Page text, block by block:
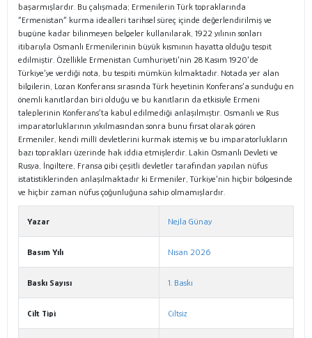
başarmışlardır. Bu çalışmada; Ermenilerin Türk topraklarında
“Ermenistan” kurma idealleri tarihsel süreç içinde değerlendirilmiş ve
bugüne kadar bilinmeyen belgeler kullanılarak, 1922 yılının sonları
itibarıyla Osmanlı Ermenilerinin büyük kısmının hayatta olduğu tespit
edilmiştir. Özellikle Ermenistan Cumhuriyeti’nin 28 Kasım 1920’de
Türkiye’ye verdiği nota, bu tespiti mümkün kılmaktadır. Notada yer alan
bilgilerin, Lozan Konferansı sırasında Türk heyetinin Konferans’a sunduğu en
önemli kanıtlardan biri olduğu ve bu kanıtların da etkisiyle Ermeni
taleplerinin Konferans’ta kabul edilmediği anlaşılmıştır. Osmanlı ve Rus
imparatorluklarının yıkılmasından sonra bunu fırsat olarak gören
Ermeniler, kendi millî devletlerini kurmak istemiş ve bu imparatorlukların
bazı toprakları üzerinde hak iddia etmişlerdir. Lakin Osmanlı Devleti ve
Rusya, İngiltere, Fransa gibi çeşitli devletler tarafından yapılan nüfus
istatistiklerinden anlaşılmaktadır ki Ermeniler, Türkiye’nin hiçbir bölgesinde
ve hiçbir zaman nüfus çoğunluğuna sahip olmamışlardır.
Yazar Nejla Günay
Basım Yılı Nisan 2026
Baskı Sayısı 1. Baskı
Cilt Tipi Ciltsiz